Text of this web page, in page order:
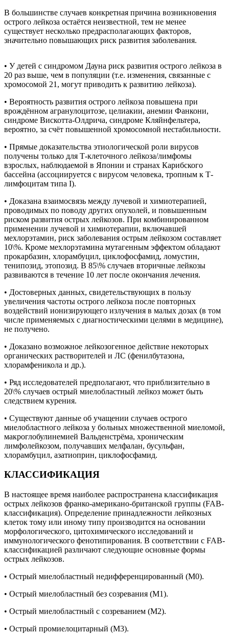
В большинстве случаев конкретная причина возникновения
острого лейкоза остаётся неизвестной, тем не менее
существует несколько предрасполагающих факторов,
значительно повышающих риск развития заболевания.
• У детей с синдромом Дауна риск развития острого лейкоза в
20 раз выше, чем в популяции (т.е. изменения, связанные с
хромосомой 21, могут приводить к развитию лейкоза).
• Вероятность развития острого лейкоза повышена при
врождённом агранулоцитозе, целиакии, анемии Фанкони,
синдроме Вискотта-Олдрича, синдроме Кляйнфельтера,
вероятно, за счёт повышенной хромосомной нестабильности.
• Прямые доказательства этиологической роли вирусов
получены только для Т-клеточного лейкоза/лимфомы
взрослых, наблюдаемой в Японии и странах Карибского
бассейна (ассоциируется с вирусом человека, тропным к Т-
лимфоцитам типа I).
• Доказана взаимосвязь между лучевой и химиотерапией,
проводимых по поводу других опухолей, и повышенным
риском развития острых лейкозов. При комбинированном
применении лучевой и химиотерапии, включавшей
мехлорэтамин, риск заболевания острым лейкозом составляет
10\%. Кроме мехлорэтамина мутагенным эффектом обладают
прокарбазин, хлорамбуцил, циклофосфамид, ломустин,
тенипозид, этопозид. В 85\% случаев вторичные лейкозы
развиваются в течение 10 лет после окончания лечения.
• Достоверных данных, свидетельствующих в пользу
увеличения частоты острого лейкоза после повторных
воздействий ионизирующего излучения в малых дозах (в том
числе применяемых с диагностическими целями в медицине),
не получено.
• Доказано возможное лейкозогенное действие некоторых
органических растворителей и ЛС (фенилбутазона,
хлорамфеникола и др.).
• Ряд исследователей предполагают, что приблизительно в
20\% случаев острый миелобластный лейкоз может быть
следствием курения.
• Существуют данные об учащении случаев острого
миелобластного лейкоза у больных множественной миеломой,
макроглобулинемией Вальденстрёма, хроническим
лимфолейкозом, получавших мелфалан, бусульфан,
хлорамбуцил, азатиоприн, циклофосфамид.
КЛАССИФИКАЦИЯ
В настоящее время наиболее распространена классификация
острых лейкозов франко-американо-британской группы (FAB-
классификация). Определение принадлежности лейкозных
клеток тому или иному типу производится на основании
морфологического, цитохимического исследований и
иммунологического фенотипирования. В соответствии с FAB-
классификацией различают следующие основные формы
острых лейкозов.
• Острый миелобластный недифференцированный (М0).
• Острый миелобластный без созревания (М1).
• Острый миелобластный с созреванием (М2).
• Острый промиелоцитарный (М3).